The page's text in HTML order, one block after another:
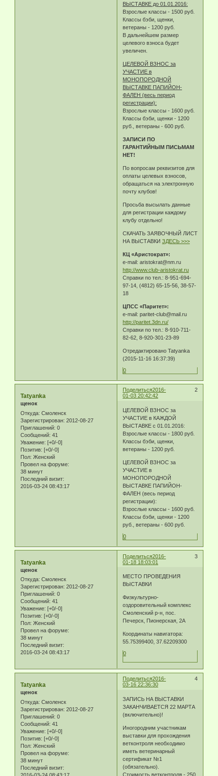
ВЫСТАВКЕ до 01.01.2016:
Взрослые классы - 1500 руб.
Классы бэби, щенки,
ветераны - 1200 руб.
В дальнейшем размер
целевого взноса будет
увеличен.
ЦЕЛЕВОЙ ВЗНОС за
УЧАСТИЕ в
МОНОПОРОДНОЙ
ВЫСТАВКЕ ПАПИЙОН-
ФАЛЕН (весь период
регистрации):
Взрослые классы - 1600 руб.
Классы бэби, щенки - 1200
руб., ветераны - 600 руб.
ЗАПИСИ ПО
ГАРАНТИЙНЫМ ПИСЬМАМ
НЕТ!
По вопросам реквизитов для
оплаты целевых взносов,
обращаться на электронную
почту клубов!
Просьба высылать данные
для регистрации каждому
клубу отдельно!
СКАЧАТЬ ЗАЯВОЧНЫЙ ЛИСТ
НА ВЫСТАВКИЗДЕСЬ >>>
КЦ «Аристократ»:
e-mail: aristokrat@nm.ru
http://www.club-aristokrat.ru
Справки по тел.: 8-951-694-
97-14, (4812) 65-15-56, 38-57-
18
ЦПСС «Паритет»:
e-mail: paritet-club@mail.ru
http://paritet.3dn.ru/
Справки по тел.: 8-910-711-
82-62, 8-920-301-23-89
Отредактировано Tatyanka
(2015-11-16 16:37:39)
0
Поделиться 2
2016-
01-03 20:42:42
Tatyanka
щенок
Откуда: Смоленск
Зарегистрирован: 2012-08-27
Приглашений: 0
Сообщений: 41
Уважение: [+0/-0]
Позитив: [+0/-0]
Пол: Женский
Провел на форуме:
38 минут
Последний визит:
2016-03-24 08:43:17
ЦЕЛЕВОЙ ВЗНОС за
УЧАСТИЕ в КАЖДОЙ
ВЫСТАВКЕ с 01.01.2016:
Взрослые классы - 1800 руб.
Классы бэби, щенки,
ветераны - 1200 руб.
ЦЕЛЕВОЙ ВЗНОС за
УЧАСТИЕ в
МОНОПОРОДНОЙ
ВЫСТАВКЕ ПАПИЙОН-
ФАЛЕН (весь период
регистрации):
Взрослые классы - 1600 руб.
Классы бэби, щенки - 1200
руб., ветераны - 600 руб.
0
Поделиться 3
2016-
01-18 18:03:01
Tatyanka
щенок
Откуда: Смоленск
Зарегистрирован: 2012-08-27
Приглашений: 0
Сообщений: 41
Уважение: [+0/-0]
Позитив: [+0/-0]
Пол: Женский
Провел на форуме:
38 минут
Последний визит:
2016-03-24 08:43:17
МЕСТО ПРОВЕДЕНИЯ
ВЫСТАВКИ
Физкультурно-
оздоровительный комплекс
Смоленский р-н, пос.
Печерск, Пионерская, 2А
Координаты навигатора:
55.75399400, 37.62209300
0
Поделиться 4
2016-
03-16 22:36:30
Tatyanka
щенок
Откуда: Смоленск
Зарегистрирован: 2012-08-27
Приглашений: 0
Сообщений: 41
Уважение: [+0/-0]
Позитив: [+0/-0]
Пол: Женский
Провел на форуме:
38 минут
Последний визит:
2016-03-24 08:43:17
ЗАПИСЬ НА ВЫСТАВКИ
ЗАКАНЧИВАЕТСЯ 22 МАРТА
(включительно)!
Иногородним участникам
выставки для прохождения
ветконтроля необходимо
иметь ветеринарный
сертификат №1
(обязательно).
Стоимость ветконтроля - 250